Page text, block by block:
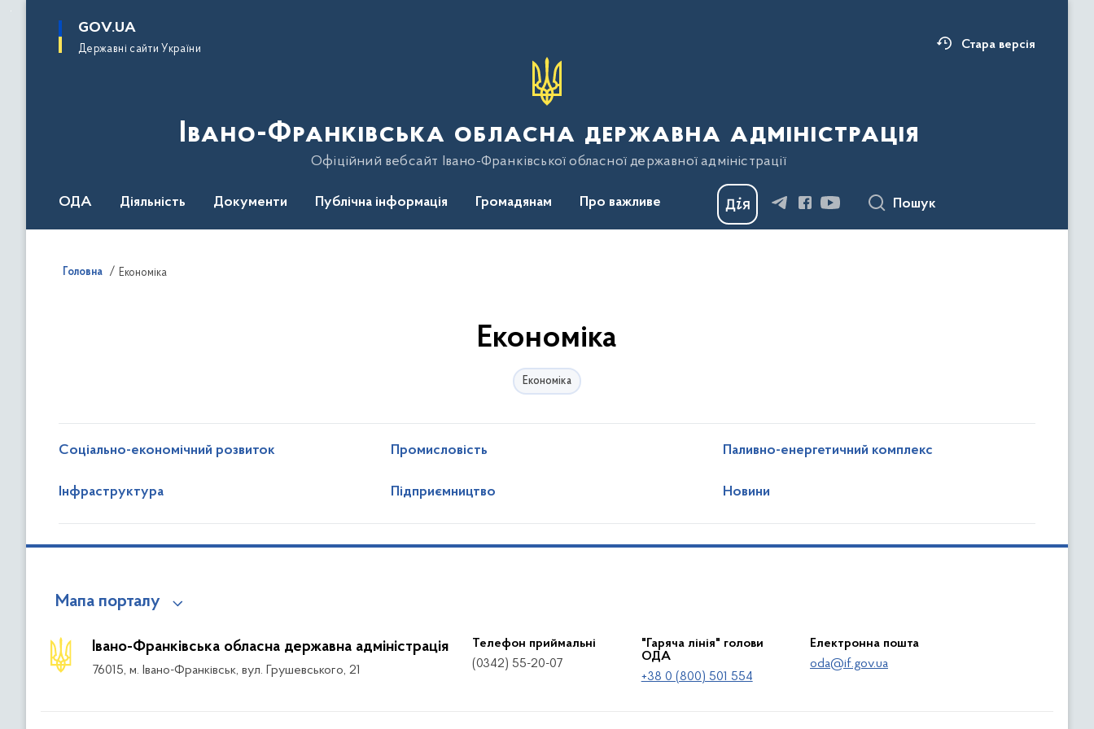
основного
GOV.UA
Державні сайти України Стара версія
Івано-Франківська обласна державна адміністрація
Офіційний вебсайт Івано-Франківської обласної державної адміністрації
ОДА Діяльність Документи Публічна інформація Громадянам Про важливе Пошук
Головна Економіка
Економіка
Економіка
Соціально-економічний розвиток Промисловість Паливно-енергетичний комплекс
Інфраструктура Підприємництво Новини
Мапа порталу
Івано-Франківська обласна державна адміністрація
76015, м. Івано-Франківськ, вул. Грушевського, 21
Телефон приймальні
(0342) 55-20-07
"Гаряча лінія" голови
ОДА
+38 0 (800) 501 554
Електронна пошта
oda@if.gov.ua